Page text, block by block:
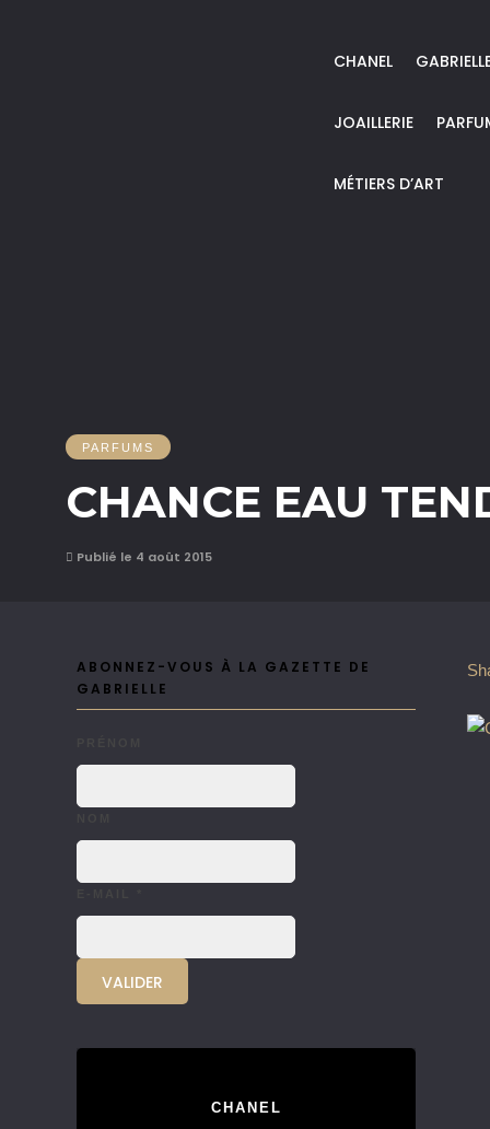
CHANEL
JOAILLERIE
MÉTIERS D’ART
PARFUMS
CHANCE EAU
Publié le 4 août 2015
ABONNEZ-VOUS À LA GAZETTE DE
GABRIELLE
CHANEL